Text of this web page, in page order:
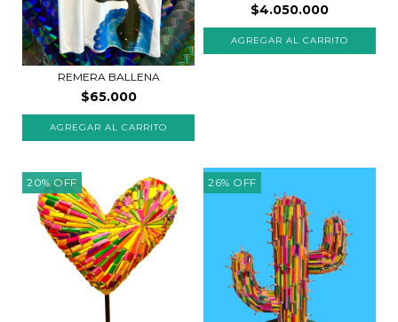
REMERA BALLENA
$65.000
$4.050.000
20%OFF 26% OFF